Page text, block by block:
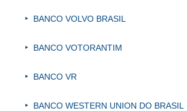
BANCO VOLVO BRASIL
BANCO VOTORANTIM
BANCO VR
BANCO WESTERN UNION DO BRASIL